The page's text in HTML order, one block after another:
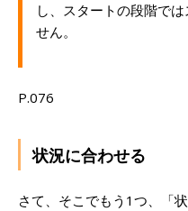
し、スタートの段階で
せん。
P.076
状況に合わせる
さて、そこでもう1つ、「